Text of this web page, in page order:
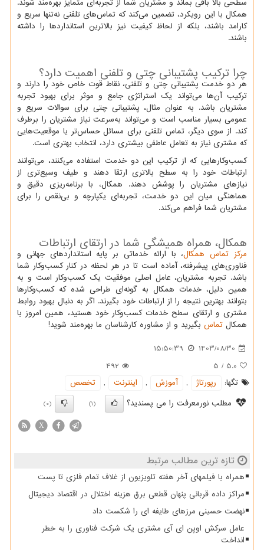
سطحی بالا باقی بماند و مشتریان شما از تجربه‌ای متمایز بهره‌مند شوند.
همکال با این رویکرد، تضمین می‌کند که تماس‌های تلفنی نه‌تنها سریع و
کارامد باشند، بلکه از لحاظ کیفیت نیز بالاترین استانداردها را داشته
باشند.
چرا ترکیب پشتیبانی چتی و تلفنی اهمیت دارد؟
هر دو خدمت پشتیبانی چتی و تلفنی، نقاط قوت خاص خود را دارند و
ترکیب آن‌ها می‌تواند یک استراتژی جامع و موثر برای بهبود تجربه
مشتریان باشد. به عنوان مثال، پشتیبانی چتی برای سوالات سریع و
عمومی بسیار مناسب است و می‌تواند به‌سرعت نیاز مشتریان را برطرف
کند. از سوی دیگر، تماس تلفنی برای مسائل حساس‌تر یا موقعیت‌هایی
که مشتری نیاز به تعامل عاطفی بیشتری دارد، انتخاب بهتری است.
کسب‌وکارهایی که از ترکیب این دو خدمت استفاده می‌کنند، می‌توانند
ارتباطات خود را به سطح بالاتری ارتقا دهند و طیف وسیع‌تری از
نیازهای مشتریان را پوشش دهند. همکال، با برنامه‌ریزی دقیق و
هماهنگی میان این دو خدمت، تجربه‌ای یکپارچه و بی‌نقص را برای
مشتریان شما فراهم می‌کند.
همکال، همراه همیشگی شما در ارتقای ارتباطات
مرکز تماس همکال، با ارائه خدماتی بر پایه استانداردهای جهانی و
فناوری‌های پیشرفته، آماده است تا در هر لحظه در کنار کسب‌وکار شما
باشد. تجربه مشتریان، عامل اصلی موفقیت یک کسب‌وکار است و به
همین دلیل، خدمات همکال به گونه‌ای طراحی شده که کسب‌وکارها
بتوانند بهترین نتیجه را از ارتباطات خود بگیرند. اگر به دنبال بهبود روابط
مشتری و ارتقای سطح خدمات کسب‌وکار خود هستید، همین امروز با
همکال تماس بگیرید و از مشاوره کارشناسان ما بهره‌مند شوید!
1403/08/30
15:50:39
5.0
/
5
492
تگها:
رپورتاژ , آموزش , اینترنت ,
تخصص
مطلب نورمعرفت را می پسندید؟
(1)
(0)
X
تازه ترین مطالب مرتبط
همراه با فیلمهای آخر هفته تلویزیون از غلاف تمام فلزی تا پست
مراکز داده قربانی پنهان قطعی برق هزینه اختلال در اقتصاد دیجیتال
نهضت حسینی مرزهای طایفه ای را شکست داد
عامل سرکش اوپن ای آی مشتری یک شرکت فناوری را به خطر
انداخت